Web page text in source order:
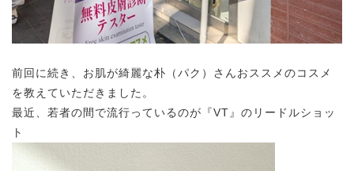
前回に続き、お肌が綺麗な朴（パク）さんおススメのコスメ
を教えていただきました。
最近、若者の間で流行っているのが『VT』のリードルショッ
ト